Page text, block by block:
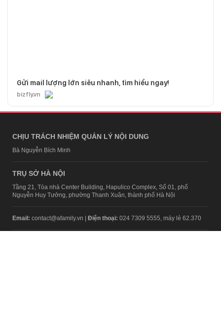
Gửi mail lượng lớn siêu nhanh, tìm hiểu ngay!
bizfly.vn
CHỊU TRÁCH NHIỆM QUẢN LÝ NỘI DUNG
Bà Nguyễn Bích Minh
TRỤ SỞ HÀ NỘI
Tầng 21, Tòa nhà Center Building, Hapulico Complex, Số 01, phố
Nguyễn Huy Tưởng, phường Thanh Xuân, thành phố Hà Nội
Email: contact@afamily.vn | Điện thoại: 024 7309 5555, máy lẻ 62.370